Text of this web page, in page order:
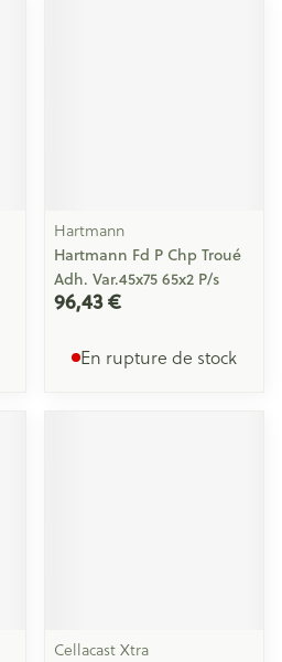
Hartmann
Hartmann Fd P Chp Troué
Adh. Var.45x75 65x2 P/s
96,43 €
En rupture de stock
Cellacast Xtra